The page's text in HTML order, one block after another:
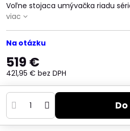
Voľne stojaca umývačka riadu
viac
Na otázku
519 €
421,95 € bez DPH